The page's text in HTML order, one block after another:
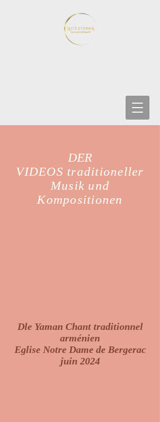
DER
VIDEOS traditioneller
Musik und
Kompositionen
Dle Yaman Chant traditionnel
arménien
Eglise Notre Dame de Bergerac
juin 2024